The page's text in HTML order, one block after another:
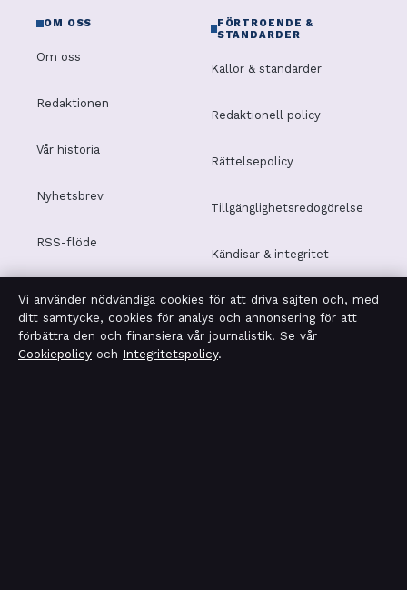
OM OSS
Om oss
Redaktionen
Vår historia
Nyhetsbrev
RSS-flöde
FÖRTROENDE &
STANDARDER
Källor & standarder
Redaktionell policy
Rättelsepolicy
Tillgänglighetsredogörelse
Kändisar & integritet
Integritetspolicy
Vi använder nödvändiga cookies för att driva sajten och, med
ditt samtycke, cookies för analys och annonsering för att
förbättra den och finansiera vår journalistik. Se vår
Cookiepolicy och Integritetspolicy.